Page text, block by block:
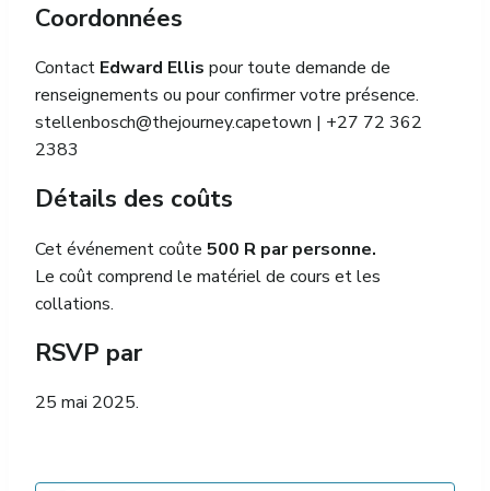
Coordonnées
Contact Edward Ellis pour toute demande de
renseignements ou pour confirmer votre présence.
stellenbosch@thejourney.capetown | +27 72 362
2383
Détails des coûts
Cet événement coûte 500 R par personne.
Le coût comprend le matériel de cours et les
collations.
RSVP par
25 mai 2025.